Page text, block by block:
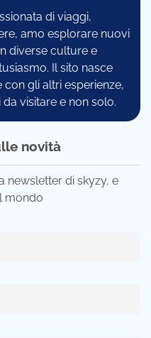
di viaggi,
amo esplorare nuovi
diverse culture e
Il sito nasce
gli altri esperienze,
visitare e non solo.
novità
newsletter di skyzy, e
mondo